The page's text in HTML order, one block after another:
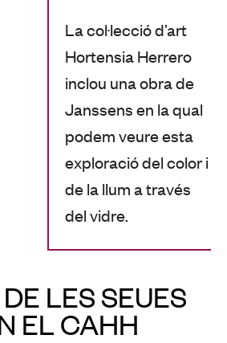
La col·lecció d’art
Hortensia Herrero
inclou una obra de
Janssens en la qual
podem veure esta
exploració del color i
de la llum a través
del vidre.
LES SEUES
EL CAHH